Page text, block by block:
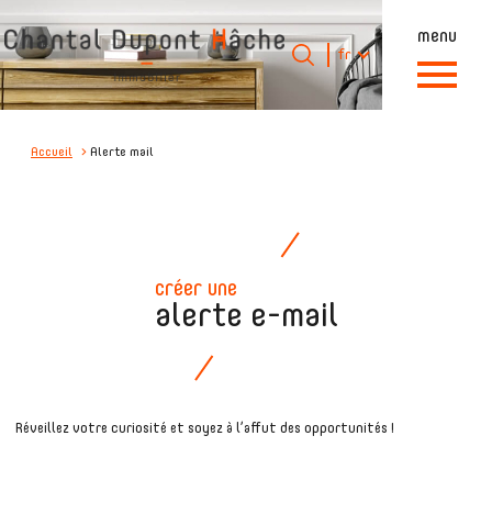
menu
Langue
fr
Accueil
0
Langue
fr
Accueil Alerte mail
créer une
alerte e-mail
Réveillez votre curiosité et soyez à l’affut des opportunités !